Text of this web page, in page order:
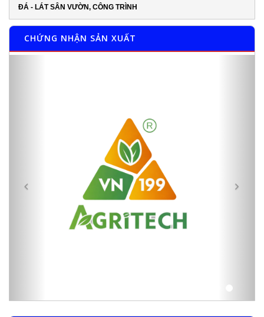
ĐÁ - LÁT SÂN VƯỜN, CÔNG TRÌNH
CHỨNG NHẬN SẢN XUẤT